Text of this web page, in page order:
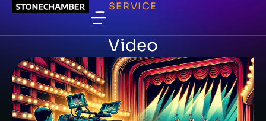
SERVICE
Video